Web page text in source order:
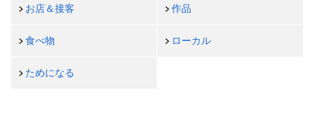
お店＆接客 作品
食べ物 ローカル
ためになる